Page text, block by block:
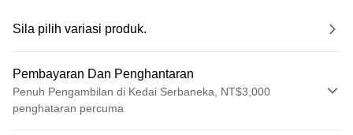
Sila pilih variasi produk.
Pembayaran Dan Penghantaran
Penuh Pengambilan di Kedai Serbaneka, NT$3,000
penghataran percuma